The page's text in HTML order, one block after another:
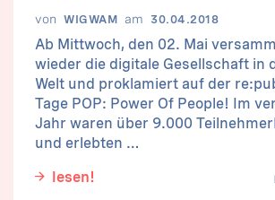
von WIGWAM am 30.04.2018
Ab Mittwoch, den 02. Mai
wieder die digitale Gesellschaft in
Welt und proklamiert auf der
Tage POP: Power Of People! Im
Jahr waren über 9.000
und erlebten …
lesen!